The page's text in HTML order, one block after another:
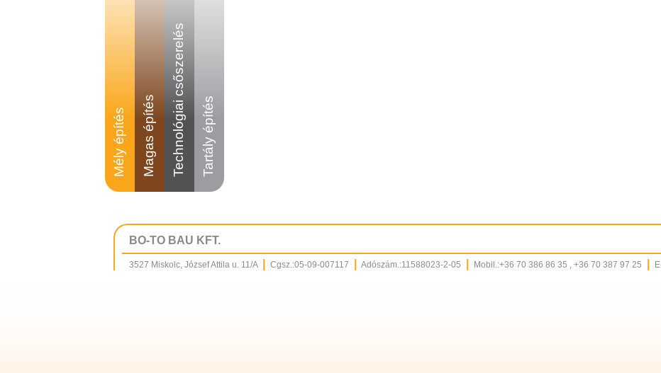
Mély építés Magas építésTechnológiai csőszerelés Tartály építés
BO-TO BAU KFT.
3527 Miskolc, József Attila u. 11/A Cgsz.:05-09-007117 Adószám.:11588023-2-05 Mobil.:+36 70 386 86 35 , +36 70 387 97 25